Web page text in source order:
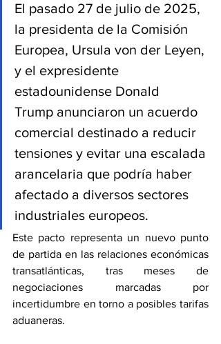
El pasado 27 de julio de 2025,
la presidenta de la Comisión
Europea, Ursula von der Leyen,
y el expresidente
estadounidense Donald
Trump anunciaron un acuerdo
comercial destinado a reducir
tensiones y evitar una escalada
arancelaria que podría haber
afectado a diversos sectores
industriales europeos.
Este pacto representa un nuevo punto
de partida en las relaciones económicas
transatlánticas, tras meses de
negociaciones marcadas por
incertidumbre en torno a posibles tarifas
aduaneras.